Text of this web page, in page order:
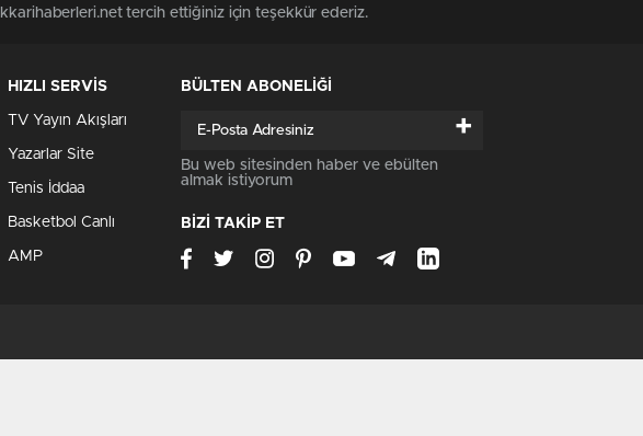
tercih ettiğiniz için teşekkür ederiz.
HIZLI SERVİS
TV Yayın Akışları
Yazarlar Site
Tenis İddaa
Basketbol Canlı
AMP
BÜLTEN ABONELİĞİ
+
Bu web sitesinden haber ve ebülten
almak istiyorum
BİZİ TAKİP ET